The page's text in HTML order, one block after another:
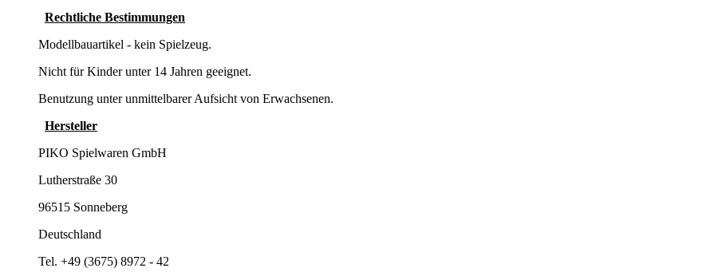
Rechtliche Bestimmungen
Modellbauartikel - kein Spielzeug.
Nicht für Kinder unter 14 Jahren geeignet.
Benutzung unter unmittelbarer Aufsicht von Erwachsenen.
Hersteller
PIKO Spielwaren GmbH
Lutherstraße 30
96515 Sonneberg
Deutschland
Tel. +49 (3675) 8972 - 42